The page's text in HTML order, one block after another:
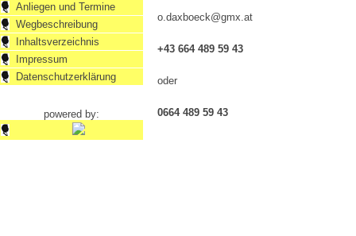
Anliegen und Termine
Wegbeschreibung
Inhaltsverzeichnis
Impressum
Datenschutzerklärung
powered by:
o.daxboeck@gmx.at
+43 664 489 59 43
oder
0664 489 59 43